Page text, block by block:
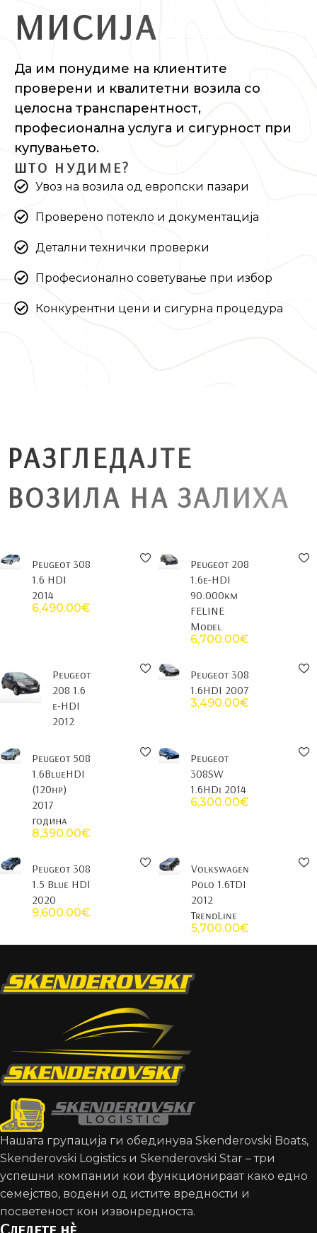
МИСИЈА
Да им понудиме на клиентите
проверени и квалитетни возила со
целосна транспарентност,
професионална услуга и сигурност при
купувањето.
ШТО Н УДИ М Е?
Увоз на возила од европски пазари
Проверено потекло и документација
Детални технички проверки
Професионално советување при избор
Конкурентни цени и сигурна процедура
РАЗГЛ ЕДАЈТЕ
ВОЗИЛА НА ЗАЛИХА
Peugeot 308
1.6 HDI
2014
6,490.00€
Peugeot 208
1.6e-HDI
90.000km
FELINE
Model
6,700.00€
Peugeot
208 1.6
e-HDI
2012
Peugeot 308
1.6HDI 2007
3,490.00€
Peugeot 508
1.6BlueHDI
(120hp)
2017
година
8,390.00€
Peugeot
308SW
1.6HDi 2014
6,300.00€
Peugeot 308
1.5 Blue HDI
2020
9,600.00€
Volkswagen
Polo 1.6TDI
2012
TrendLine
5,700.00€
Нашата групација ги обединува Skenderovski Boats,
Skenderovski Logistics и Skenderovski Star – три
успешни компании кои функционираат како едно
семејство, водени од истите вредности и
посветеност кон извонредноста.
Следете нè